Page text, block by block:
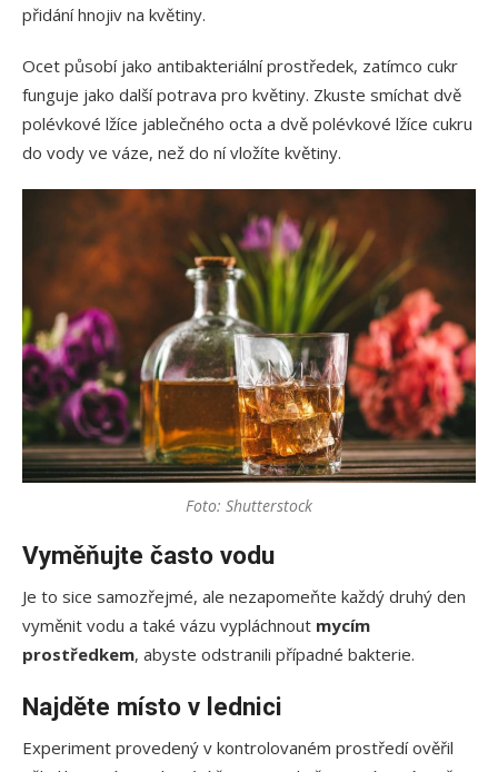
přidání hnojiv na květiny.
Ocet působí jako antibakteriální prostředek, zatímco cukr
funguje jako další potrava pro květiny. Zkuste smíchat dvě
polévkové lžíce jablečného octa a dvě polévkové lžíce cukru
do vody ve váze, než do ní vložíte květiny.
Foto: Shutterstock
Vyměňujte často vodu
Je to sice samozřejmé, ale nezapomeňte každý druhý den
vyměnit vodu a také vázu vypláchnout mycím
prostředkem, abyste odstranili případné bakterie.
Najděte místo v lednici
Experiment provedený v kontrolovaném prostředí ověřil